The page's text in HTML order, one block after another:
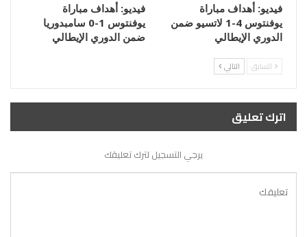
فيديو: أهداف مباراة
يوفنتوس 4-1 لاتسيو ضمن
الدوري الإيطالي
فيديو: أهداف مباراة
يوفنتوس 1-0 سامبدوريا
ضمن الدوري الإيطالي
السابق التالي
اترك تعليق
يرجي التسجيل لترك تعليقك